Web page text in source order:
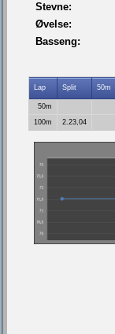
Stevne:
Øvelse:
Basseng:
Lap Split 50m
50m
100m
2.23,04